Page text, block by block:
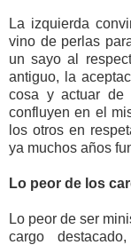
La izquierda
vino de perlas
un sayo al
antiguo, la
cosa y actuar de
confluyen en el
los otros en
ya muchos años
Lo peor de los
Lo peor de ser
cargo destacado,